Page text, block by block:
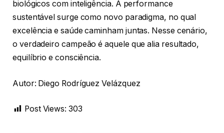
biológicos com inteligência. A performance
sustentável surge como novo paradigma, no qual
excelência e saúde caminham juntas. Nesse cenário,
o verdadeiro campeão é aquele que alia resultado,
equilíbrio e consciência.
Autor: Diego Rodríguez Velázquez
Post Views: 303